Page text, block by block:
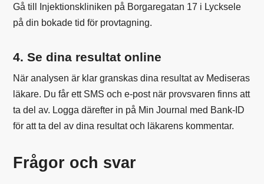
Gå till Injektionskliniken på Borgaregatan 17 i Lycksele
på din bokade tid för provtagning.
4. Se dina resultat online
När analysen är klar granskas dina resultat av Mediseras
läkare. Du får ett SMS och e-post när provsvaren finns att
ta del av. Logga därefter in på Min Journal med Bank-ID
för att ta del av dina resultat och läkarens kommentar.
Frågor och svar